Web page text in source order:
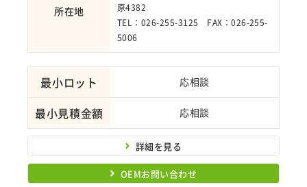
所在地
原4382
TEL：026-255-3125 FAX：026-255-
5006
最小ロット 応相談
最小見積金額 応相談
詳細を見る
OEMお問い合わせ